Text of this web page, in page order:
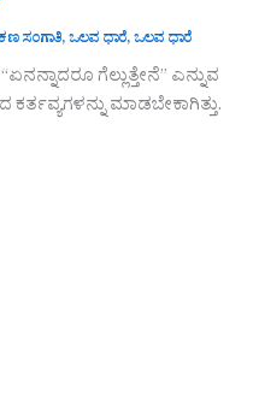
ಸಂಗಾತಿ,ಒಲವ ಧಾರೆ,ಒಲವ ಧಾರೆ
ಗೆಲ್ಲುತ್ತೇನೆ” ಎನ್ನುವ
ಮಾಡಬೇಕಾಗಿತ್ತು.